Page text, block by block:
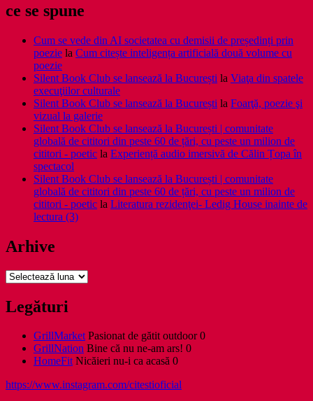
ce se spune
Cum se vede din AI societatea cu demisii de președinți prin
poezie la Cum citește inteligența artificială două volume cu
poezie
Silent Book Club se lansează la București la Viaţa din spatele
execuţiilor culturale
Silent Book Club se lansează la București la Foarţă, poezie şi
vizual la galerie
Silent Book Club se lansează la București | comunitate
globală de cititori din peste 60 de țări, cu peste un milion de
cititori - poetic la Experiență audio imersivă de Călin Țopa în
spectacol
Silent Book Club se lansează la București | comunitate
globală de cititori din peste 60 de țări, cu peste un milion de
cititori - poetic la Literatura rezidenţei- Ledig House inainte de
lectura (3)
Arhive
Arhive
Legături
GrillMarketPasionat de gătit outdoor 0
GrillNation Bine că nu ne-am ars! 0
HomeFitNicăieri nu-i ca acasă 0
https://www.instagram.com/citestioficial